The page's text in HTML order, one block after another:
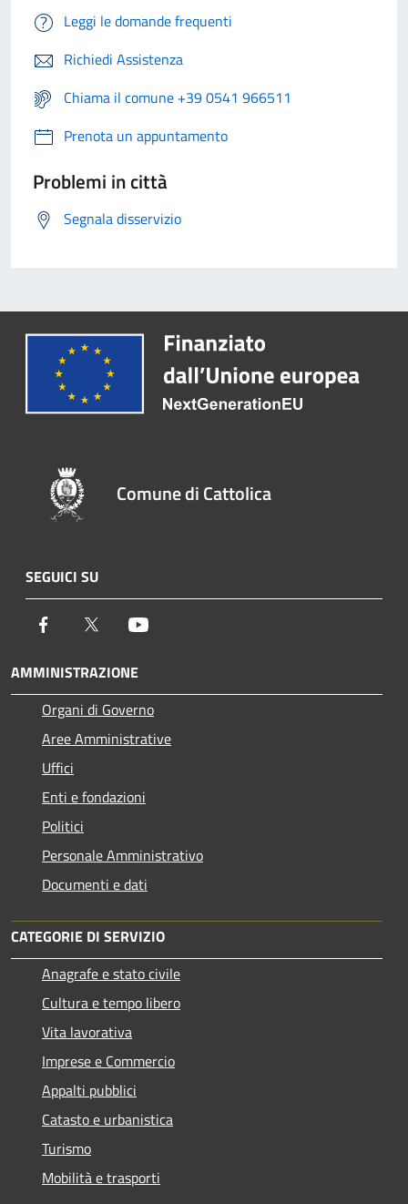
Leggi le domande frequenti
Richiedi Assistenza
Chiama il comune +39 0541 966511
Prenota un appuntamento
Problemi in città
Segnala disservizio
Comune di Cattolica
SEGUICI SU
Facebook Twitter
AMMINISTRAZIONE
Organi di Governo
Aree Amministrative
Uffici
Enti e fondazioni
Politici
Personale Amministrativo
Documenti e dati
CATEGORIE DI SERVIZIO
Anagrafe e stato civile
Cultura e tempo libero
Vita lavorativa
Imprese e Commercio
Appalti pubblici
Catasto e urbanistica
Turismo
Mobilità e trasporti